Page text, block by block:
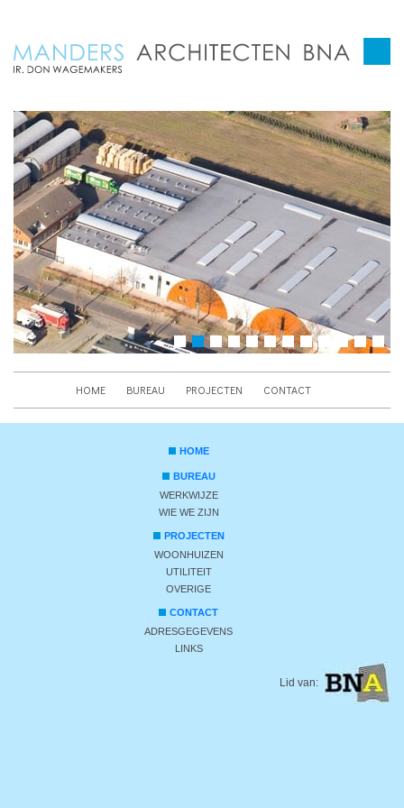
HOME BUREAU PROJECTEN CONTACT
HOME
BUREAU
WERKWIJZE
WIE WE ZIJN
PROJECTEN
WOONHUIZEN
UTILITEIT
OVERIGE
CONTACT
ADRESGEGEVENS
LINKS
Lid van: